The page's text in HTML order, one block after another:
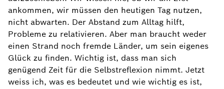
ankommen, wir müssen den heutigen Tag nutzen,
nicht abwarten. Der Abstand zum Alltag hilft,
Probleme zu relativieren. Aber man braucht weder
einen Strand noch fremde Länder, um sein eigenes
Glück zu finden. Wichtig ist, dass man sich
genügend Zeit für die Selbstreflexion nimmt. Jetzt
weiss ich, was es bedeutet und wie wichtig es ist,